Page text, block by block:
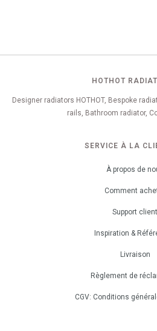
HOTHOT
Designer radiators HOTHOT, Bespoke
rails, Bathroom radiator,
SERVICE À LA
À propos de
Comment
Support client
Inspiration &
Livraison
Règlement de
CGV: Conditions